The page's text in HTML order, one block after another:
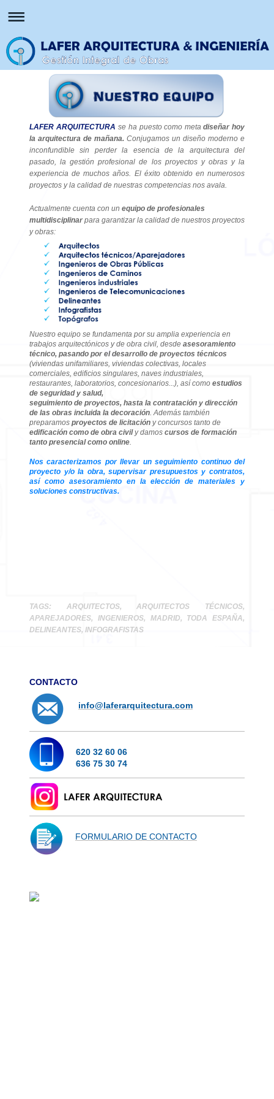
LAFER ARQUITECTURA se ha puesto como metadiseñar hoy
la arquitectura de mañana. Conjugamos un diseño moderno e
inconfundible sin perder la esencia de la arquitectura del
pasado, la gestión profesional de los proyectos y obras y la
experiencia de muchos años. El éxito obtenido en numerosos
proyectos y la calidad de nuestras competencias nos avala.
Actualmente cuenta con un equipo de profesionales
multidisciplinar para garantizar la calidad de nuestros proyectos
y obras:
Nuestro equipo se fundamenta por su amplia experiencia en
trabajos arquitectónicos y de obra civil, desde asesoramiento
técnico, pasando por el desarrollo de proyectos técnicos
(viviendas unifamiliares, viviendas colectivas, locales
comerciales, edificios singulares, naves industriales,
restaurantes, laboratorios, concesionarios...), así como estudios
de seguridad y salud,
seguimiento de proyectos, hasta la contratación y dirección
de las obras incluida la decoración . Además también
preparamos proyectos de licitación y concursos tanto de
edificación como de obra civily damos cursos de formación
tanto presencial como online
Nos caracterizamos por llevar un seguimiento continuo del
proyecto y/o la obra, supervisar presupuestos y contratos,
así como asesoramiento en la elección de materiales y
soluciones constructivas.
TAGS: ARQUITECTOS, ARQUITECTOS TÉCNICOS,
APAREJADORES, INGENIEROS, MADRID, TODA ESPAÑA,
DELINEANTES, INFOGRAFISTAS
CONTACTO
info@laferarquitectura.com
620 32 60 06
636 75 30 74
FORMULARIO DE CONTACTO